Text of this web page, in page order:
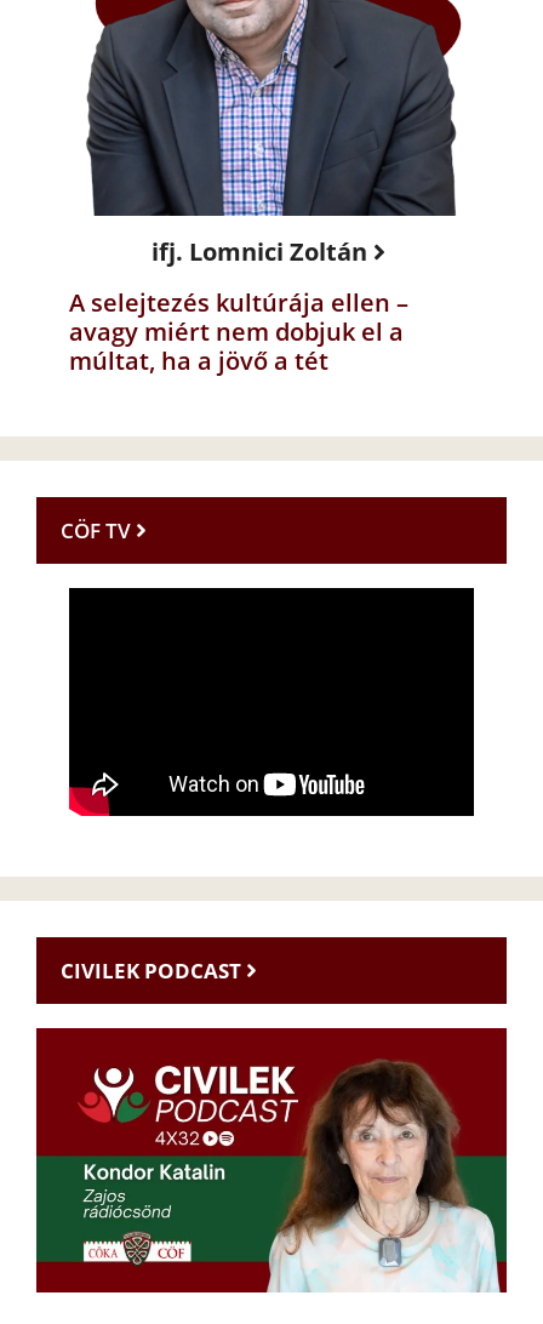
ifj. Lomnici Zoltán
A selejtezés kultúrája ellen –
avagy miért nem dobjuk el a
múltat, ha a jövő a tét
CÖF TV
CIVILEK PODCAST